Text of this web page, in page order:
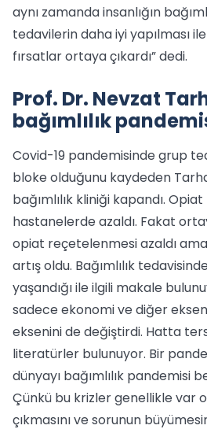
aynı zamanda insanlığın
tedavilerin daha iyi yapılması
fırsatlar ortaya çıkardı” dedi.
Prof. Dr. Nevzat
bağımlılık
Covid-19 pandemisinde grup
bloke olduğunu kaydeden
bağımlılık kliniği kapandı.
hastanelerde azaldı. Fakat
opiat reçetelenmesi azaldı
artış oldu. Bağımlılık
yaşandığı ile ilgili makale
sadece ekonomi ve diğer
eksenini de değiştirdi. Hatta
literatürler bulunuyor. Bir
dünyayı bağımlılık pandemisi
Çünkü bu krizler genellikle var
çıkmasını ve sorunun